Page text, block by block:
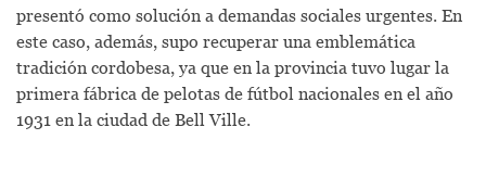
presentó como solución a demandas sociales urgentes. En
este caso, además, supo recuperar una emblemática
tradición cordobesa, ya que en la provincia tuvo lugar la
primera fábrica de pelotas de fútbol nacionales en el año
1931 en la ciudad de Bell Ville.